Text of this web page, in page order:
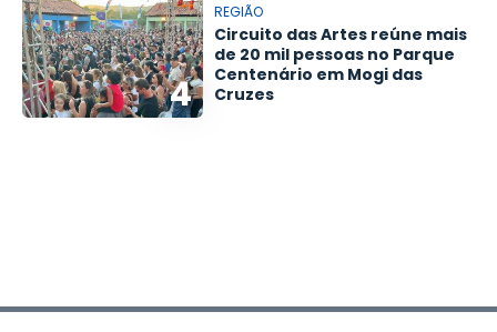
4
REGIÃO
Circuito das Artes reúne mais
de 20 mil pessoas no Parque
Centenário em Mogi das
Cruzes